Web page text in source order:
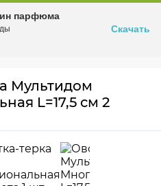
11, к. 1
Мультидом
L=17,5 см 2
парфюма
Скачать